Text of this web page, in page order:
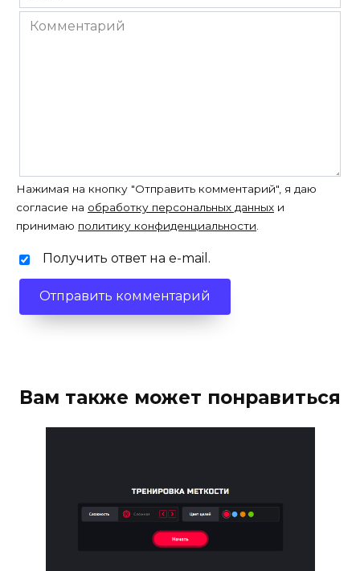
*
Комментарий
Нажимая на кнопку "Отправить комментарий", я даю
согласие на обработку персональных данных и
принимаю политику конфиденциальности
Получить ответ на e-mail.
Вам также может понравиться